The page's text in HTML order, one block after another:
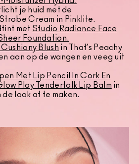
je huid met de
Cream in Pinklite.
met Studio Radiance Face
Foundation.
Blush in That’s Peachy
aan op de wangen en veeg uit
Met Lip Pencil In Cork En
Play Tendertalk Lip Balm in
de look af te maken.